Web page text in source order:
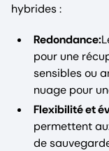
hybrides :
Redondance:
pour une
sensibles ou
nuage pour
Flexibilité et
permettent
de